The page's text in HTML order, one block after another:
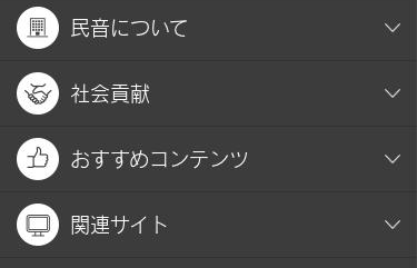
民音について
社会貢献
おすすめコンテンツ
関連サイト